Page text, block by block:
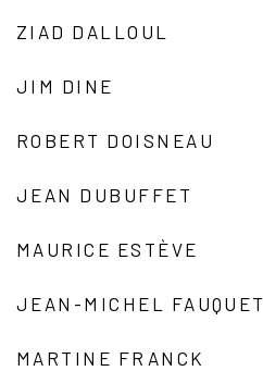
ZIAD DALLOUL
JIM DINE
ROBERT DOISNEAU
JEAN DUBUFFET
MAURICE ESTÈVE
JEAN-MICHEL FAUQUET
MARTINE FRANCK